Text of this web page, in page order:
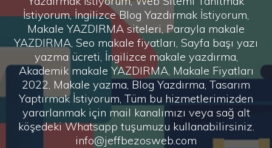
İstiyorum, İngilizce Blog Yazdırmak İstiyorum,
Makale YAZDIRMA siteleri, Parayla makale
YAZDIRMA, Seo makale fiyatları, Sayfa başı yazı
yazma ücreti, İngilizce makale yazdırma,
Akademik makale YAZDIRMA, Makale Fiyatları
2022, Makale yazma, Blog Yazdırma, Tasarım
Yaptırmak İstiyorum, Tüm bu hizmetlerimizden
yararlanmak için mail kanalımızı veya sağ alt
köşedeki Whatsapp tuşumuzu kullanabilirsiniz.
info@jeffbezosweb.com